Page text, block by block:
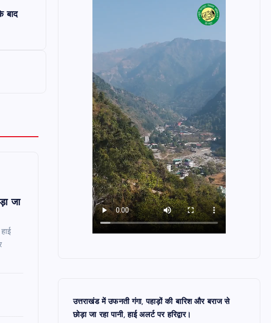
बाद
जा
उत्तराखंड में उफनती गंगा, पहाड़ों की बारिश और बराज से
छोड़ा जा रहा पानी, हाई अलर्ट पर हरिद्वार।